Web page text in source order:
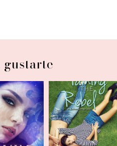
| Swim
Book Blitz |
Taming the
+ Sor...